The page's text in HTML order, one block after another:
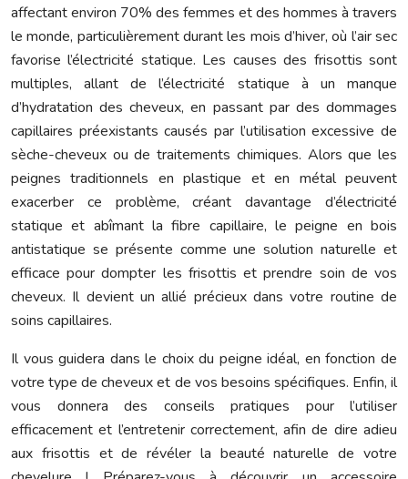
affectant environ 70% des femmes et des hommes à travers
le monde, particulièrement durant les mois d’hiver, où l’air sec
favorise l’électricité statique. Les causes des frisottis sont
multiples, allant de l’électricité statique à un manque
d’hydratation des cheveux, en passant par des dommages
capillaires préexistants causés par l’utilisation excessive de
sèche-cheveux ou de traitements chimiques. Alors que les
peignes traditionnels en plastique et en métal peuvent
exacerber ce problème, créant davantage d’électricité
statique et abîmant la fibre capillaire, le peigne en bois
antistatique se présente comme une solution naturelle et
efficace pour dompter les frisottis et prendre soin de vos
cheveux. Il devient un allié précieux dans votre routine de
soins capillaires.
Il vous guidera dans le choix du peigne idéal, en fonction de
votre type de cheveux et de vos besoins spécifiques. Enfin, il
vous donnera des conseils pratiques pour l’utiliser
efficacement et l’entretenir correctement, afin de dire adieu
aux frisottis et de révéler la beauté naturelle de votre